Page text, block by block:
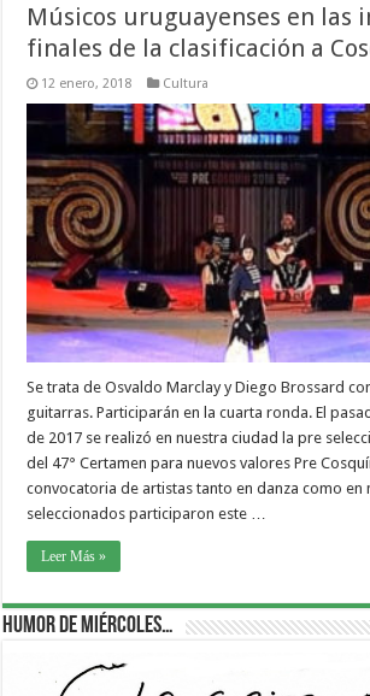
Músicos uruguayenses en las
finales de la clasificación a
12 enero, 2018 Cultura
Se trata de Osvaldo Marclay y Diego Brossard
guitarras. Participarán en la cuarta ronda. El
de 2017 se realizó en nuestra ciudad la pre
del 47° Certamen para nuevos valores Pre
convocatoria de artistas tanto en danza como en
seleccionados participaron este …
Leer Más »
Humor de Miércoles…